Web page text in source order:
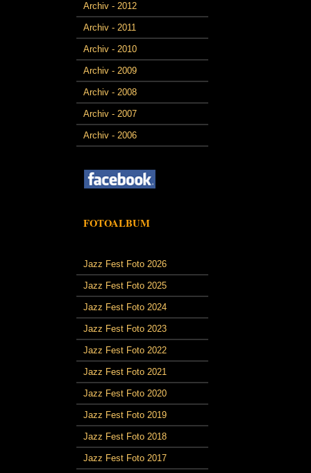
Archiv - 2012
Archiv - 2011
Archiv - 2010
Archiv - 2009
Archiv - 2008
Archiv - 2007
Archiv - 2006
FOTOALBUM
Jazz Fest Foto 2026
Jazz Fest Foto 2025
Jazz Fest Foto 2024
Jazz Fest Foto 2023
Jazz Fest Foto 2022
Jazz Fest Foto 2021
Jazz Fest Foto 2020
Jazz Fest Foto 2019
Jazz Fest Foto 2018
Jazz Fest Foto 2017